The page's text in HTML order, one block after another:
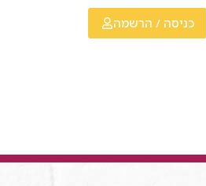
כניסה / הרשמה